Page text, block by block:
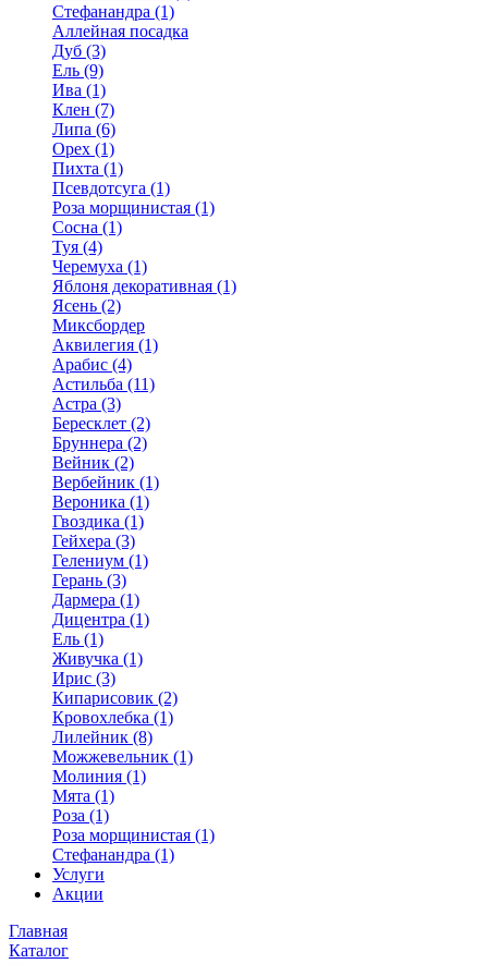
Стефанандра (1)
Аллейная посадка
Дуб (3)
Ель (9)
Ива (1)
Клен (7)
Липа (6)
Орех (1)
Пихта (1)
Псевдотсуга (1)
Роза морщинистая (1)
Сосна (1)
Туя (4)
Черемуха (1)
Яблоня декоративная (1)
Ясень (2)
Миксбордер
Аквилегия (1)
Арабис (4)
Астильба (11)
Астра (3)
Бересклет (2)
Бруннера (2)
Вейник (2)
Вербейник (1)
Вероника (1)
Гвоздика (1)
Гейхера (3)
Гелениум (1)
Герань (3)
Дармера (1)
Дицентра (1)
Ель (1)
Живучка (1)
Ирис (3)
Кипарисовик (2)
Кровохлебка (1)
Лилейник (8)
Можжевельник (1)
Молиния (1)
Мята (1)
Роза (1)
Роза морщинистая (1)
Стефанандра (1)
Услуги
Акции
Главная
Каталог